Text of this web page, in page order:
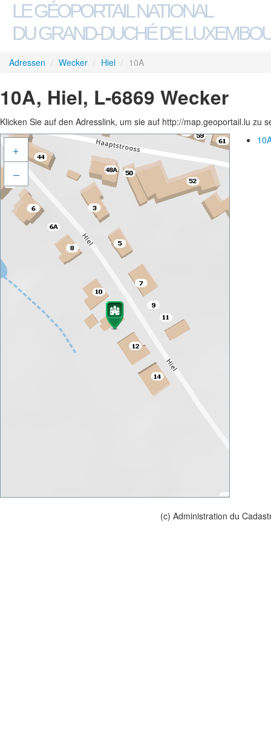
LE GÉOPORTAIL NATIONAL
DU GRAND-DUCHÉ DE
Adressen / Wecker / Hiel / 10A
10A, Hiel, L-6869 Wecker
Klicken Sie auf den Adresslink, um sie auf http://map.geoportail.lu zu
+
–
(c) Administration du